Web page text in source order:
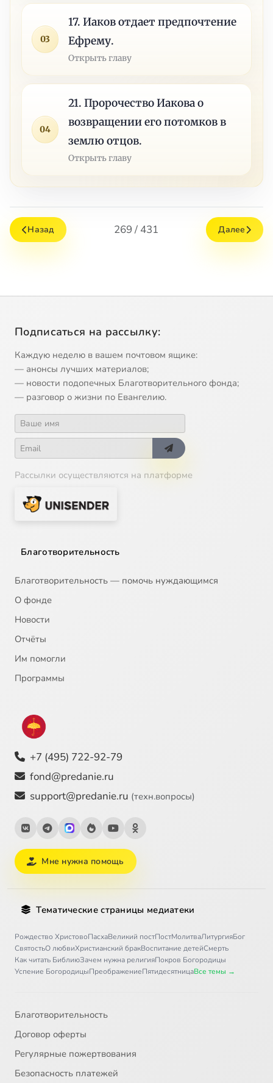
03
17. Иаков отдает предпочтение
Ефрему.
Открыть главу
04
21. Пророчество Иакова о
возвращении его потомков в
землю отцов.
Открыть главу
Назад 269 / 431 Далее
Подписаться на рассылку:
Каждую неделю в вашем почтовом ящике:
— анонсы лучших материалов;
— новости подопечных Благотворительного фонда;
— разговор о жизни по Евангелию.
Рассылки осуществляются на платформе
Благотворительность
Благотворительность — помочь нуждающимся
О фонде
Новости
Отчёты
Им помогли
Программы
+7 (495) 722-92-79
fond@predanie.ru
support@predanie.ru (техн.вопросы)
Мне нужна помощь
Тематические страницы медиатеки
Рождество ХристовоПасхаВеликий постПостМолитваЛитургияБог
СвятостьО любвиХристианский бракВоспитание детейСмерть
Как читать БиблиюЗачем нужна религияПокров Богородицы
Успение БогородицыПреображениеПятидесятницаВсе темы →
Благотворительность
Договор оферты
Регулярные пожертвования
Безопасность платежей